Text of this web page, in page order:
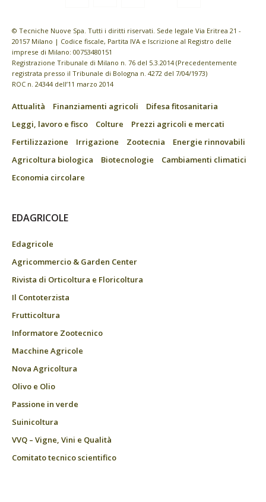
© Tecniche Nuove Spa. Tutti i diritti riservati. Sede legale Via Eritrea 21 -
20157 Milano | Codice fiscale, Partita IVA e Iscrizione al Registro delle
imprese di Milano: 00753480151
Registrazione Tribunale di Milano n. 76 del 5.3.2014 (Precedentemente
registrata presso il Tribunale di Bologna n. 4272 del 7/04/1973)
ROC n. 24344 dell’11 marzo 2014
Attualità Finanziamenti agricoli
Difesa fitosanitaria
Leggi, lavoro e fisco
Colture
Prezzi agricoli e mercati
Fertilizzazione
Irrigazione Zootecnia
Energie rinnovabili
Agricoltura biologica
Biotecnologie
Cambiamenti climatici
Economia circolare
EDAGRICOLE
Edagricole
Agricommercio & Garden Center
Rivista di Orticoltura e Floricoltura
Il Contoterzista
Frutticoltura
Informatore Zootecnico
Macchine Agricole
Nova Agricoltura
Olivo e Olio
Passione in verde
Suinicoltura
VVQ – Vigne, Vini e Qualità
Comitato tecnico scientifico